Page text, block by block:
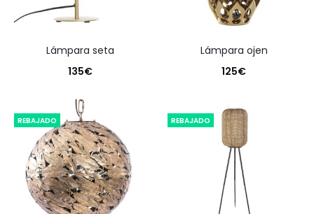
lámpara seta
135€
lámpara ojen
125€
REBAJADO REBAJADO